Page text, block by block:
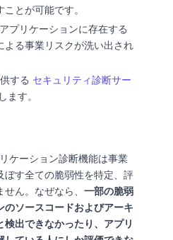
とが可能です。
プリケーションに存在する
よる事業リスクが洗い出され
する セキュリティ診断サー
ます。
ケーション診断機能は事業
ぼす全ての脆弱性を特定、評
ん。なぜなら、 一部の脆弱
ソースコードおよびアーキ
出できなかったり、アプリ